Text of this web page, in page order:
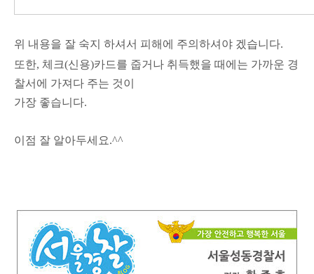
위 내용을 잘 숙지 하셔서 피해에 주의하셔야 겠습니다.
또한, 체크(신용)카드를 줍거나 취득했을 때에는 가까운 경
찰서에 가져다 주는 것이
가장 좋습니다.
이점 잘 알아두세요.^^